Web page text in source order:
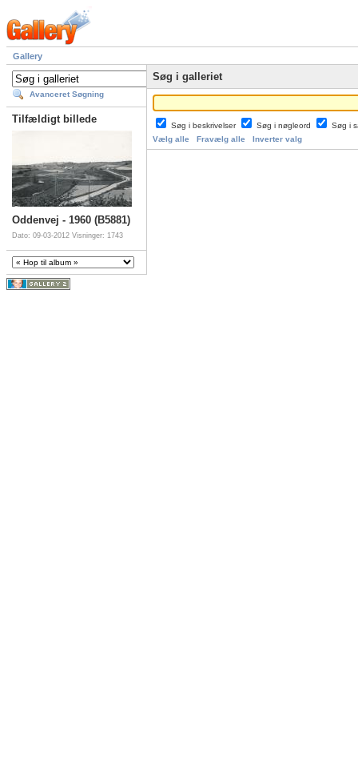
Gallery
Avanceret Søgning
Tilfældigt billede
Oddenvej - 1960 (B5881)
Dato: 09-03-2012 Visninger: 1743
Søg i galleriet
Søg i beskrivelser Søg i nøgleord
Søg i
Vælg alle
Fravælg alle Inverter valg